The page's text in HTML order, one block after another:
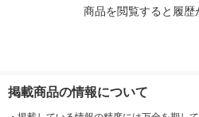
商品を閲覧すると履歴
掲載商品の情報について